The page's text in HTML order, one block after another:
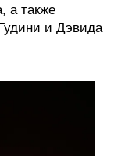
а также
и Дэвида